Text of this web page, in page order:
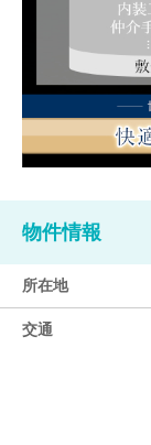
物件情報
所在地
交通